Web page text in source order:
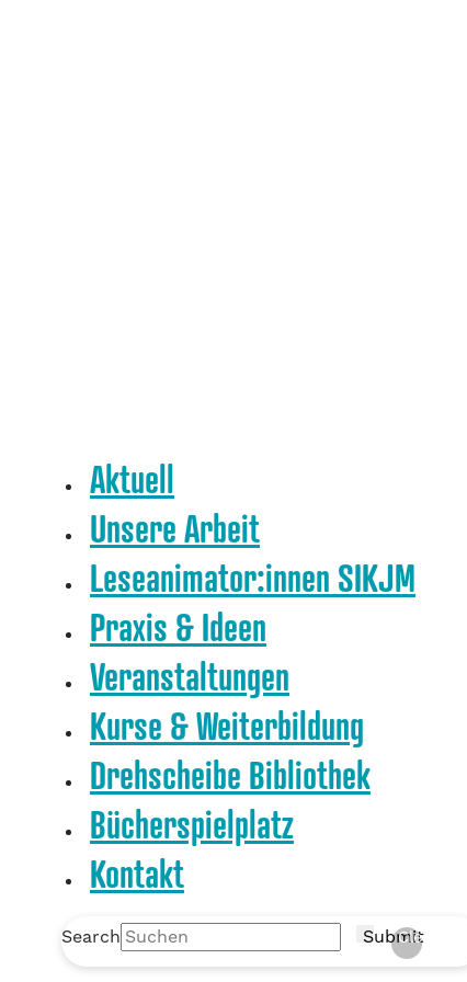
Aktuell
Unsere Arbeit
Leseanimator:innen SIKJM
Praxis & Ideen
Veranstaltungen
Kurse & Weiterbildung
Drehscheibe Bibliothek
Bücherspielplatz
Kontakt
Search Submit
Clear